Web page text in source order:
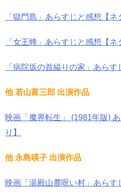
「獄門島」あらすじと感想【ネ
「女王蜂」あらすじと感想【ネ
「病院坂の首縊りの家」あらす
他 若山富三郎 出演作品
映画「魔界転生」 (1981年版)
り】
他 永島暎子 出演作品
映画「湯殿山麓呪い村」あらす